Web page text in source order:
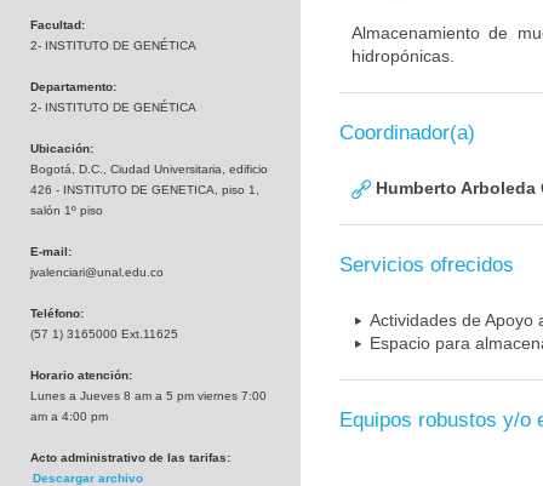
Facultad:
2- INSTITUTO DE GENÉTICA
Departamento:
2- INSTITUTO DE GENÉTICA
Ubicación:
Bogotá, D.C., Ciudad Universitaria, edificio
426 - INSTITUTO DE GENETICA, piso 1,
salón 1º piso
E-mail:
jvalenciari@unal.edu.co
Teléfono:
(57 1) 3165000 Ext.11625
Horario atención:
Lunes a Jueves 8 am a 5 pm viernes 7:00
am a 4:00 pm
Acto administrativo de las tarifas:
Descargar archivo
Almacenamiento de
hidropónicas.
Coordinador(a)
Humberto Arboleda
Servicios ofrecidos
Actividades de Apoyo
Espacio para
Equipos robustos y/o